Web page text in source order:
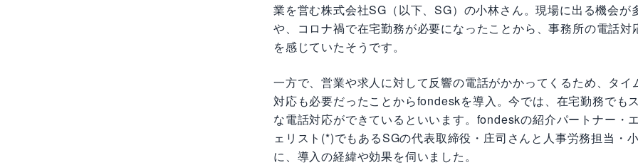
業を営む株式会社SG（以下、SG）の小林さん。現場に出る機会が
や、コロナ禍で在宅勤務が必要になったことから、事務所の電話対
を感じていたそうです。
一方で、営業や求人に対して反響の電話がかかってくるため、タイ
対応も必要だったことからfondeskを導入。今では、在宅勤務でも
な電話対応ができているといいます。fondeskの紹介パートナー・
ェリスト(*)でもあるSGの代表取締役・庄司さんと人事労務担当・
に、導入の経緯や効果を伺いました。